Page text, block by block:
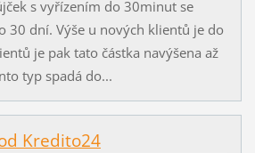
s vyřízením do 30minut se
30 dní. Výše u nových klientů je do
je pak tato částka navýšena až
typ spadá do...
Kredito24